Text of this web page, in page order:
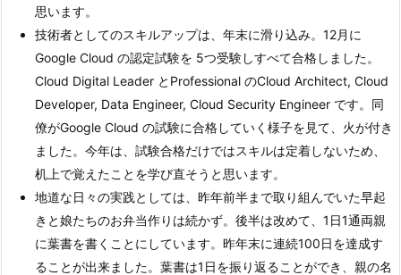
思います。
技術者としてのスキルアップは、年末に滑り込み。12月に
Google Cloud の認定試験を 5つ受験しすべて合格しました。
Cloud Digital Leader とProfessional のCloud Architect, Cloud
Developer, Data Engineer, Cloud Security Engineer です。同
僚がGoogle Cloud の試験に合格していく様子を見て、火が付き
ました。今年は、試験合格だけではスキルは定着しないため、
机上で覚えたことを学び直そうと思います。
地道な日々の実践としては、昨年前半まで取り組んでいた早起
きと娘たちのお弁当作りは続かず。後半は改めて、1日1通両親
に葉書を書くことにしています。昨年末に連続100日を達成す
ることが出来ました。葉書は1日を振り返ることができ、親の名